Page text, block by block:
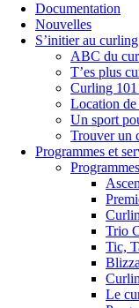
Documentation
Nouvelles
S’initier au curling
ABC du
T’es plus
Curling 101
Location de
Un sport
Trouver un
Programmes et
Trio
Tic,
Le